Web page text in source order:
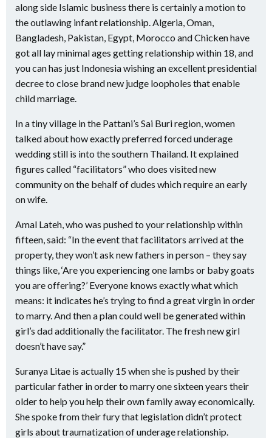
along side Islamic business there is certainly a motion to
the outlawing infant relationship. Algeria, Oman,
Bangladesh, Pakistan, Egypt, Morocco and Chicken have
got all lay minimal ages getting relationship within 18, and
you can has just Indonesia wishing an excellent presidential
decree to close brand new judge loopholes that enable
child marriage.
In a tiny village in the Pattani’s Sai Buri region, women
talked about how exactly preferred forced underage
wedding still is into the southern Thailand. It explained
figures called “facilitators” who does visited new
community on the behalf of dudes which require an early
on wife.
Amal Lateh, who was pushed to your relationship within
fifteen, said: “In the event that facilitators arrived at the
property, they won’t ask new fathers in person – they say
things like, ‘Are you experiencing one lambs or baby goats
you are offering?’ Everyone knows exactly what which
means: it indicates he’s trying to find a great virgin in order
to marry. And then a plan could well be generated within
girl’s dad additionally the facilitator. The fresh new girl
doesn’t have say.”
Suranya Litae is actually 15 when she is pushed by their
particular father in order to marry one sixteen years their
older to help you help their own family away economically.
She spoke from their fury that legislation didn’t protect
girls about traumatization of underage relationship.